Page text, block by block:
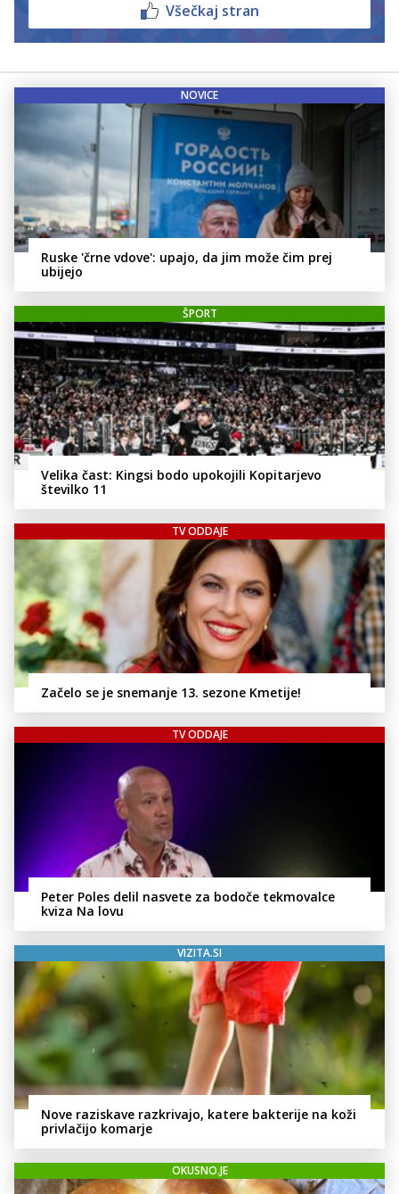
Všečkaj stran
NOVICE
Ruske 'črne vdove': upajo, da jim može čim prej
ubijejo
ŠPORT
Velika čast: Kingsi bodo upokojili Kopitarjevo
številko 11
TV ODDAJE
Začelo se je snemanje 13. sezone Kmetije!
TV ODDAJE
Peter Poles delil nasvete za bodoče tekmovalce
kviza Na lovu
VIZITA.SI
Nove raziskave razkrivajo, katere bakterije na koži
privlačijo komarje
OKUSNO.JE